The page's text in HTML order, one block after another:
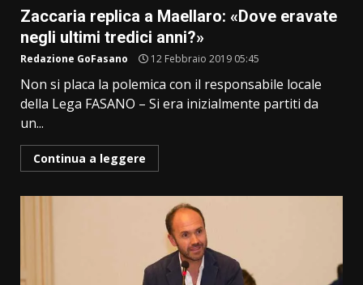
Zaccaria replica a Maellaro: «Dove eravate
negli ultimi tredici anni?»
Redazione GoFasano 12 Febbraio 2019 05:45
Non si placa la polemica con il responsabile locale
della Lega FASANO – Si era inizialmente partiti da
un...
Continua a leggere